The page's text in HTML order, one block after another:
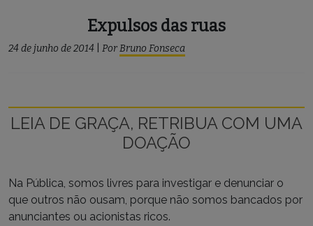
Expulsos das ruas
24 de junho de 2014 PorBruno Fonseca
LEIA DE GRAÇA, RETRIBUA COM UMA
DOAÇÃO
Na Pública, somos livres para investigar e denunciar o
que outros não ousam, porque não somos bancados por
anunciantes ou acionistas ricos.